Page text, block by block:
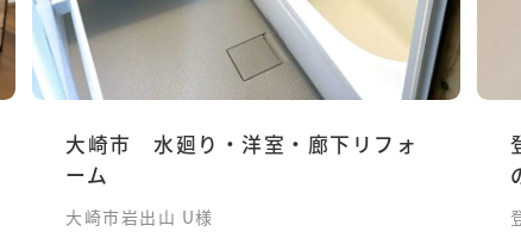
大崎市 水廻り・洋室・廊下リフォ
ーム
大崎市岩出山 U様